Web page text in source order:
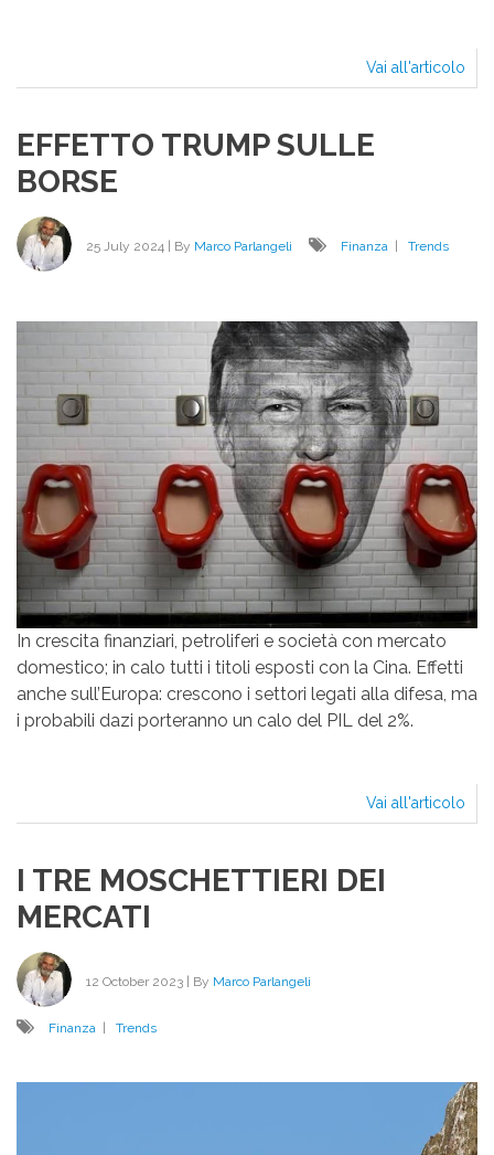
Vai all'articolo
EFFETTO TRUMP SULLE
BORSE
25 July 2024 | By Marco Parlangeli Finanza | Trends
In crescita finanziari, petroliferi e società con mercato
domestico; in calo tutti i titoli esposti con la Cina. Effetti
anche sull’Europa: crescono i settori legati alla difesa, ma
i probabili dazi porteranno un calo del PIL del 2%.
Vai all'articolo
I TRE MOSCHETTIERI DEI
MERCATI
12 October 2023 | By Marco Parlangeli
Finanza Trends